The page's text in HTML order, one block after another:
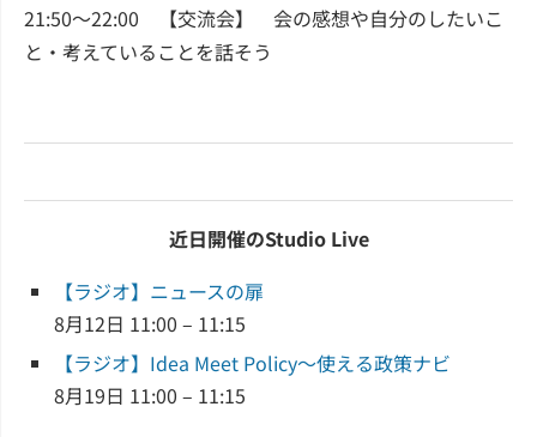
21:50～22:00 【交流会】 会の感想や自分のしたいこ
と・考えていることを話そう
近日開催のStudio Live
【ラジオ】ニュースの扉
8月12日 11:00 – 11:15
【ラジオ】Idea Meet Policy～使える政策ナビ
8月19日 11:00 – 11:15